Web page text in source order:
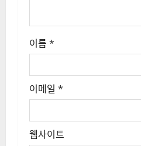
이름 *
이메일 *
웹사이트